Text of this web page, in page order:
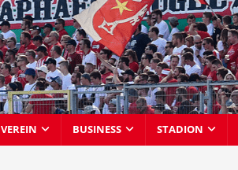
VEREIN BUSINESS STADION